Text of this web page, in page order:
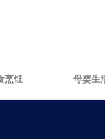
烹饪 母婴生